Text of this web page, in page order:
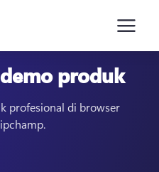
produk
profesional di browser